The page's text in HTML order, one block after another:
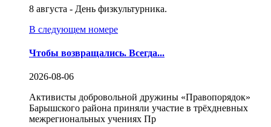
8 августа - День физкультурника.
В следующем номере
Чтобы возвращались. Всегда...
2026-08-06
Активисты добровольной дружины «Правопорядок»
Барышского района приняли участие в трёхдневных
межрегиональных учениях Пр